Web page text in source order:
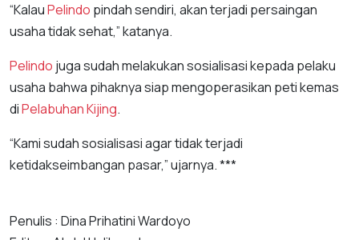
“KalauPelindo pindah sendiri, akan terjadi persaingan
usaha tidak sehat,” katanya.
Pelindo juga sudah melakukan sosialisasi kepada pelaku
usaha bahwa pihaknya siap mengoperasikan peti kemas
diPelabuhan Kijing.
“Kami sudah sosialisasi agar tidak terjadi
ketidakseimbangan pasar,” ujarnya. ***
Penulis : Dina Prihatini Wardoyo